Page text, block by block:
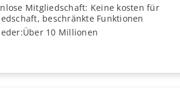
Mitgliedschaft: Keine kosten für
beschränkte Funktionen
10 Millionen